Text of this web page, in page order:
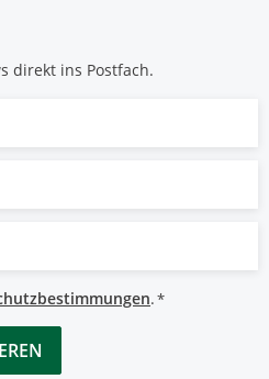
direkt ins Postfach.
.*